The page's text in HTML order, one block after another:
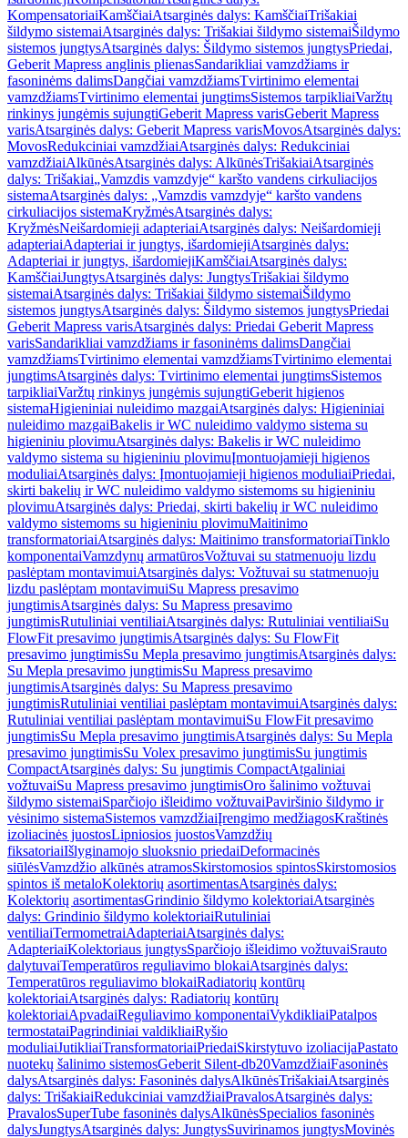
KompensatoriaiKamščiaiAtsarginės dalys: KamščiaiTrišakiai
šildymo sistemaiAtsarginės dalys: Trišakiai šildymo sistemaiŠildymo
sistemos jungtysAtsarginės dalys: Šildymo sistemos jungtysPriedai,
Geberit Mapress anglinis plienasSandarikliai vamzdžiams ir
fasoninėms dalimsDangčiai vamzdžiamsTvirtinimo elementai
vamzdžiamsTvirtinimo elementai jungtimsSistemos tarpikliaiVaržtų
rinkinys jungėmis sujungtiGeberit Mapress varisGeberit Mapress
varisAtsarginės dalys: Geberit Mapress varisMovosAtsarginės dalys:
MovosRedukciniai vamzdžiaiAtsarginės dalys: Redukciniai
vamzdžiaiAlkūnėsAtsarginės dalys: AlkūnėsTrišakiaiAtsarginės
dalys: Trišakiai„Vamzdis vamzdyje“ karšto vandens cirkuliacijos
sistemaAtsarginės dalys: „Vamzdis vamzdyje“ karšto vandens
cirkuliacijos sistemaKryžmėsAtsarginės dalys:
KryžmėsNeišardomieji adapteriaiAtsarginės dalys: Neišardomieji
adapteriaiAdapteriai ir jungtys, išardomiejiAtsarginės dalys:
Adapteriai ir jungtys, išardomiejiKamščiaiAtsarginės dalys:
KamščiaiJungtysAtsarginės dalys: JungtysTrišakiai šildymo
sistemaiAtsarginės dalys: Trišakiai šildymo sistemaiŠildymo
sistemos jungtysAtsarginės dalys: Šildymo sistemos jungtysPriedai
Geberit Mapress varisAtsarginės dalys: Priedai Geberit Mapress
varisSandarikliai vamzdžiams ir fasoninėms dalimsDangčiai
vamzdžiamsTvirtinimo elementai vamzdžiamsTvirtinimo elementai
jungtimsAtsarginės dalys: Tvirtinimo elementai jungtimsSistemos
tarpikliaiVaržtų rinkinys jungėmis sujungtiGeberit higienos
sistemaHigieniniai nuleidimo mazgaiAtsarginės dalys: Higieniniai
nuleidimo mazgaiBakelis ir WC nuleidimo valdymo sistema su
higieniniu plovimuAtsarginės dalys: Bakelis ir WC nuleidimo
valdymo sistema su higieniniu plovimuĮmontuojamieji higienos
moduliaiAtsarginės dalys: Įmontuojamieji higienos moduliaiPriedai,
skirti bakelių ir WC nuleidimo valdymo sistemoms su higieniniu
plovimuAtsarginės dalys: Priedai, skirti bakelių ir WC nuleidimo
valdymo sistemoms su higieniniu plovimuMaitinimo
transformatoriaiAtsarginės dalys: Maitinimo transformatoriaiTinklo
komponentaiVamzdynų armatūrosVožtuvai su statmenuoju lizdu
paslėptam montavimuiAtsarginės dalys: Vožtuvai su statmenuoju
lizdu paslėptam montavimuiSu Mapress presavimo
jungtimisAtsarginės dalys: Su Mapress presavimo
jungtimisRutuliniai ventiliaiAtsarginės dalys: Rutuliniai ventiliaiSu
FlowFit presavimo jungtimisAtsarginės dalys: Su FlowFit
presavimo jungtimisSu Mepla presavimo jungtimisAtsarginės dalys:
Su Mepla presavimo jungtimisSu Mapress presavimo
jungtimisAtsarginės dalys: Su Mapress presavimo
jungtimisRutuliniai ventiliai paslėptam montavimuiAtsarginės dalys:
Rutuliniai ventiliai paslėptam montavimuiSu FlowFit presavimo
jungtimisSu Mepla presavimo jungtimisAtsarginės dalys: Su Mepla
presavimo jungtimisSu Volex presavimo jungtimisSu jungtimis
CompactAtsarginės dalys: Su jungtimis CompactAtgaliniai
vožtuvaiSu Mapress presavimo jungtimisOro šalinimo vožtuvai
šildymo sistemaiSparčiojo išleidimo vožtuvaiPaviršinio šildymo ir
vėsinimo sistemaSistemos vamzdžiaiĮrengimo medžiagosKraštinės
izoliacinės juostosLipniosios juostosVamzdžių
fiksatoriaiIšlyginamojo sluoksnio priedaiDeformacinės
siūlėsVamzdžio alkūnės atramosSkirstomosios spintosSkirstomosios
spintos iš metaloKolektorių asortimentasAtsarginės dalys:
Kolektorių asortimentasGrindinio šildymo kolektoriaiAtsarginės
dalys: Grindinio šildymo kolektoriaiRutuliniai
ventiliaiTermometraiAdapteriaiAtsarginės dalys:
AdapteriaiKolektoriaus jungtysSparčiojo išleidimo vožtuvaiSrauto
dalytuvaiTemperatūros reguliavimo blokaiAtsarginės dalys:
Temperatūros reguliavimo blokaiRadiatorių kontūrų
kolektoriaiAtsarginės dalys: Radiatorių kontūrų
kolektoriaiApvadaiReguliavimo komponentaiVykdikliaiPatalpos
termostataiPagrindiniai valdikliaiRyšio
moduliaiJutikliaiTransformatoriaiPriedaiSkirstytuvo izoliacijaPastato
nuotekų šalinimo sistemosGeberit Silent-db20VamzdžiaiFasoninės
dalysAtsarginės dalys: Fasoninės dalysAlkūnėsTrišakiaiAtsarginės
dalys: TrišakiaiRedukciniai vamzdžiaiPravalosAtsarginės dalys:
PravalosSuperTube fasoninės dalysAlkūnėsSpecialios fasoninės
dalysJungtysAtsarginės dalys: JungtysSuvirinamos jungtysMovinės